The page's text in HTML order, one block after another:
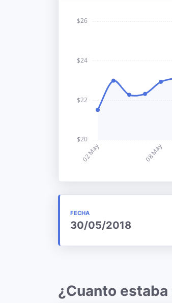
FECHA
30/05/2018
¿Cuanto